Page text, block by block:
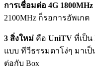
การเชื่อมต่อ 4G 1800MHz
2100MHz ก็รอการอัพเกต
3 สิ่งใหม่ คือ UniTV ที่เป็น
แบบ ทีวีธรรมดาโง่ๆ มาเป็
ต่อกับ Box